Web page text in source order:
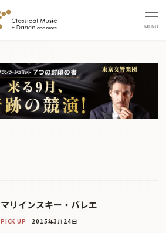
MENU
マリインスキー・バレエ
PICK UP 2015年3月24日